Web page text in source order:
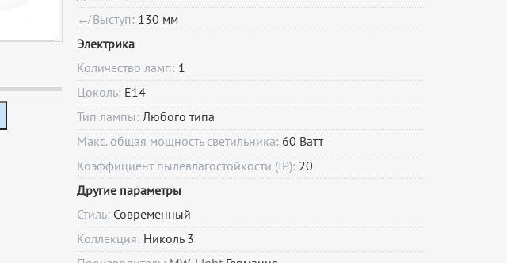
↚ Выступ: 130 мм
Электрика
Количество ламп: 1
Цоколь: E14
Тип лампы: Любого типа
Макс. общая мощность светильника: 60 Ватт
Коэффициент пылевлагостойкости (IP): 20
Другие параметры
Стиль: Современный
Коллекция: Николь 3